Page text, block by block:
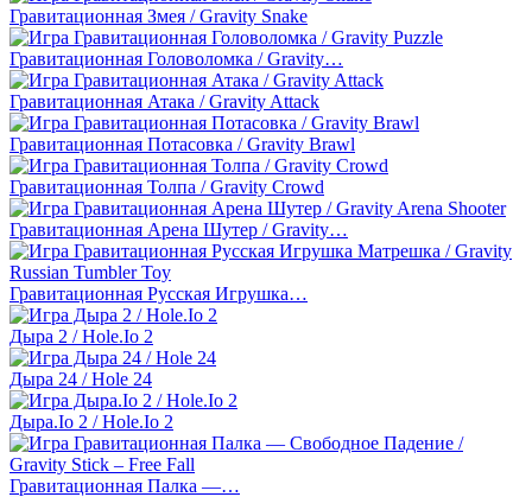
Гравитационная Змея / Gravity Snake
Гравитационная Головоломка / Gravity…
Гравитационная Атака / Gravity Attack
Гравитационная Потасовка / Gravity Brawl
Гравитационная Толпа / Gravity Crowd
Гравитационная Арена Шутер / Gravity…
Гравитационная Русская Игрушка…
Дыра 2 / Hole.Io 2
Дыра 24 / Hole 24
Дыра.Io 2 / Hole.Io 2
Гравитационная Палка —…